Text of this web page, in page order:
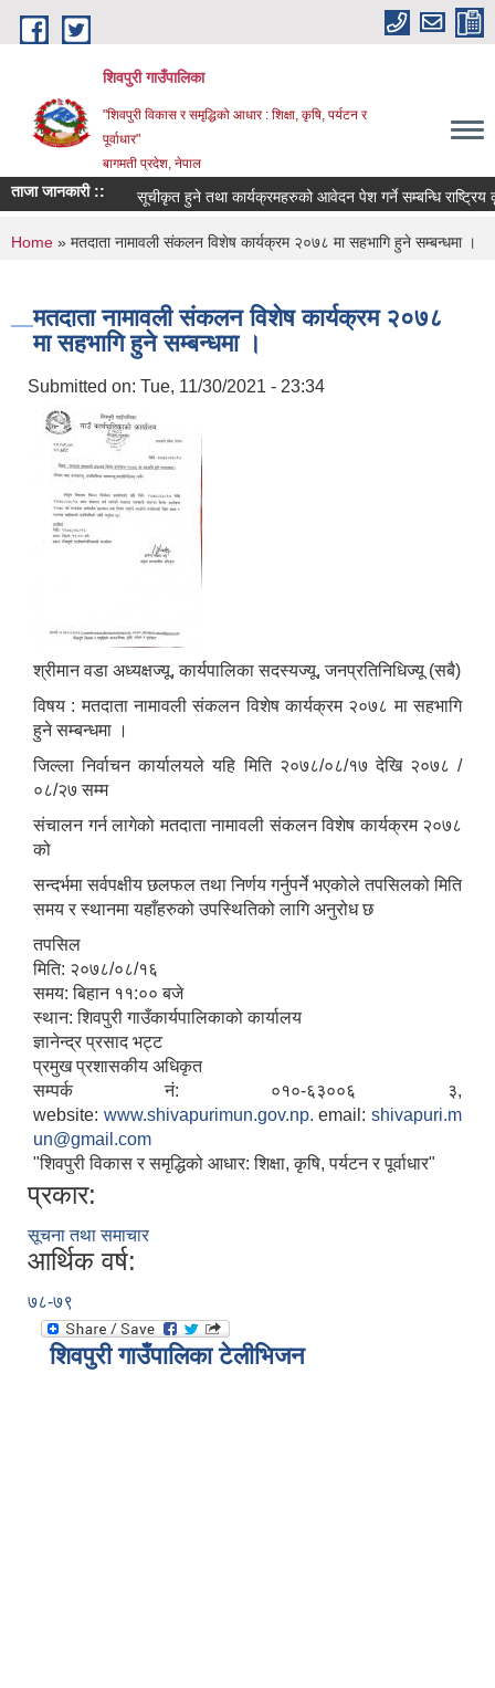
Skip to main content
शिवपुरी गाउँपालिका
"शिवपुरी विकास र समृद्धिको आधार : शिक्षा, कृषि, पर्यटन र
पूर्वाधार"
बागमती प्रदेश, नेपाल
ताजा जानकारी :: सूचीकृत हुने तथा कार्यक्रमहरुको आवेदन पेश गर्ने सम्बन्धि राष्ट्रिय
You are here
Home » मतदाता नामावली संकलन विशेष कार्यक्रम २०७८ मा सहभागि हुने सम्बन्धमा ।
मतदाता नामावली संकलन विशेष कार्यक्रम २०७८
मा सहभागि हुने सम्बन्धमा ।
Submitted on: Tue, 11/30/2021 - 23:34
श्रीमान वडा अध्यक्षज्यू, कार्यपालिका सदस्यज्यू, जनप्रतिनिधिज्यू (सबै)
विषय : मतदाता नामावली संकलन विशेष कार्यक्रम २०७८ मा सहभागि
हुने सम्बन्धमा ।
जिल्ला निर्वाचन कार्यालयले यहि मिति २०७८/०८/१७ देखि २०७८ /
०८/२७ सम्म
संचालन गर्न लागेको मतदाता नामावली संकलन विशेष कार्यक्रम २०७८
को
सन्दर्भमा सर्वपक्षीय छलफल तथा निर्णय गर्नुपर्ने भएकोले तपसिलको मिति
समय र स्थानमा यहाँहरुको उपस्थितिको लागि अनुरोध छ
तपसिल
मिति: २०७८/०८/१६
समय: बिहान ११:०० बजे
स्थान: शिवपुरी गाउँकार्यपालिकाको कार्यालय
ज्ञानेन्द्र प्रसाद भट्ट
प्रमुख प्रशासकीय अधिकृत
सम्पर्क नं: ०१०-६३००६ ३,
website: www.shivapurimun.gov.np. email:shivapuri.m
un@gmail.com
"शिवपुरी विकास र समृद्धिको आधार: शिक्षा, कृषि, पर्यटन र पूर्वाधार"
प्रकार:
सूचना तथा समाचार
आर्थिक वर्ष:
७८-७९
शिवपुरी गाउँपालिका टेलीभिजन